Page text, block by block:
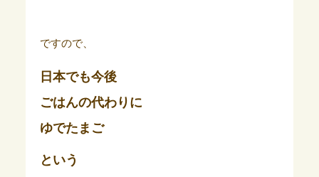
ですので、
日本でも今後
ごはんの代わりに
ゆでたまご
という